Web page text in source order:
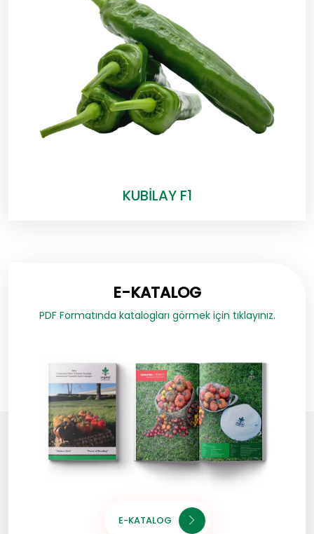
KUBİLAY F1
E-KATALOG
PDF Formatında katalogları görmek için tıklayınız.
E-KATALOG